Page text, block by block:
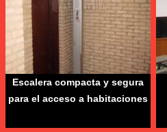
Escalera compacta y segura
para el acceso a habitaciones